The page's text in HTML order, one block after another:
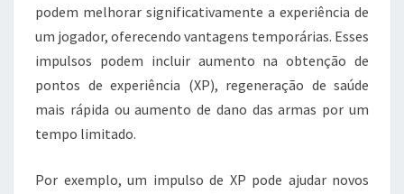
podem melhorar significativamente a experiência de
um jogador, oferecendo vantagens temporárias. Esses
impulsos podem incluir aumento na obtenção de
pontos de experiência (XP), regeneração de saúde
mais rápida ou aumento de dano das armas por um
tempo limitado.
Por exemplo, um impulso de XP pode ajudar novos